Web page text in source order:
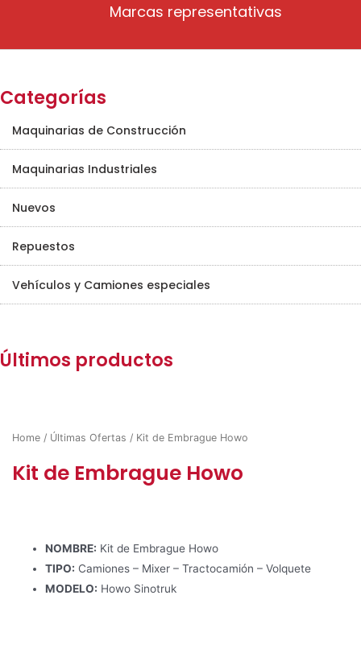
Marcas representativas
Categorías
Maquinarias de Construcción
Maquinarias Industriales
Nuevos
Repuestos
Vehículos y Camiones especiales
Últimos productos
Home / Últimas Ofertas / Kit de Embrague Howo
Kit de Embrague Howo
NOMBRE: Kit de Embrague Howo
TIPO: Camiones – Mixer – Tractocamión – Volquete
MODELO: Howo Sinotruk